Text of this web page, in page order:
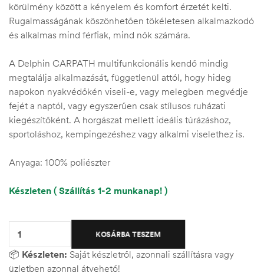
körülmény között a kényelem és komfort érzetét kelti.
Rugalmasságának köszönhetően tökéletesen alkalmazkodó
és alkalmas mind férfiak, mind nők számára.
A Delphin CARPATH multifunkcionális kendő mindig
megtalálja alkalmazását, függetlenül attól, hogy hideg
napokon nyakvédőkén viseli-e, vagy melegben megvédje
fejét a naptól, vagy egyszerűen csak stílusos ruházati
kiegészítőként. A horgászat mellett ideális túrázáshoz,
sportoláshoz, kempingezéshez vagy alkalmi viselethez is.
Anyaga: 100% poliészter
Készleten ( Szállítás 1-2 munkanap! )
KOSÁRBA TESZEM
📦 Készleten: Saját készletről, azonnali szállításra vagy
üzletben azonnal átvehető!